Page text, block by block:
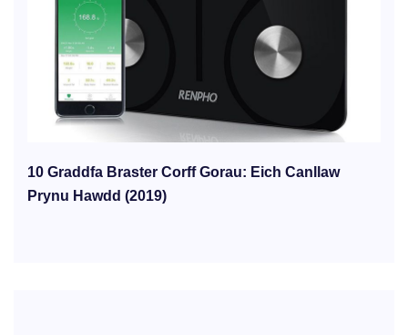
10 Graddfa Braster Corff Gorau: Eich Canllaw
Prynu Hawdd (2019)